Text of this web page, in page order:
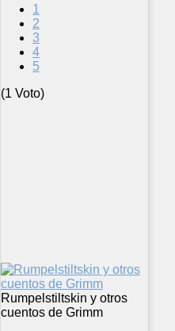
1
2
3
4
5
(1 Voto)
Rumpelstiltskin y otros
cuentos de Grimm